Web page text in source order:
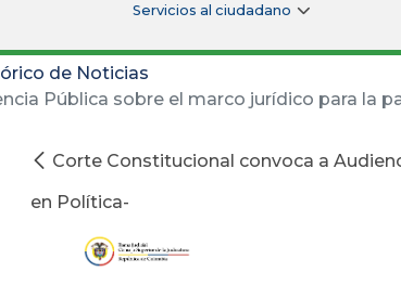
Servicios al ciudadano
de Noticias
Pública sobre el marco jurídico para la
Corte Constitucional convoca a
en Política-